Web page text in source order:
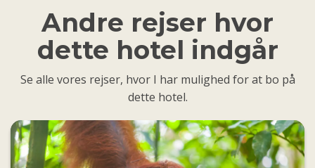
Andre rejser hvor
dette hotel indgår
Se alle vores rejser, hvor I har mulighed for at bo på
dette hotel.